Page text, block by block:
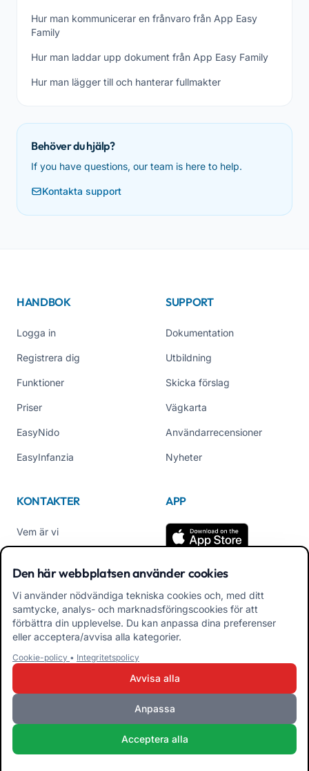
Hur man kommunicerar en frånvaro från App Easy
Family
Hur man laddar upp dokument från App Easy Family
Hur man lägger till och hanterar fullmakter
Behöver du hjälp?
If you have questions, our team is here to help.
Kontakta support
HANDBOK
Logga in
Registrera dig
Funktioner
Priser
EasyNido
EasyInfanzia
SUPPORT
Dokumentation
Utbildning
Skicka förslag
Vägkarta
Användarrecensioner
Nyheter
KONTAKTER
Vem är vi
Tel +39 02 84152514
APP
Ladda ner APK App
Familjer
Ladda ner APK App för
10954111000 - CS € 10.000 - RM-1267140 - iroma@pec.it
Villkor och bestämmelserIntegritetspolicyCookie PolicyAdmin
Den här webbplatsen använder cookies
Vi använder nödvändiga tekniska cookies och, med ditt
samtycke, analys- och marknadsföringscookies för att
förbättra din upplevelse. Du kan anpassa dina preferenser
eller acceptera/avvisa alla kategorier.
Cookie-policy • Integritetspolicy
Avvisa alla
Anpassa
Acceptera alla